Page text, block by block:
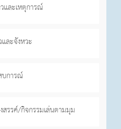
และเหตุการณ์
ละจังหวะ
บการณ์
รรค์/กิจกรรมเล่นตามมุม